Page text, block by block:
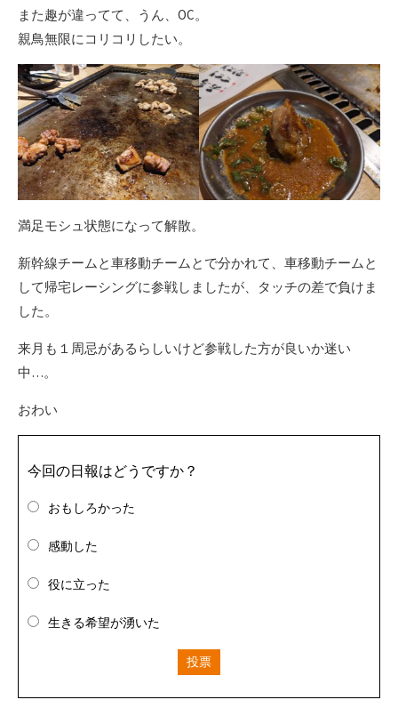
また趣が違ってて、うん、OC。
親鳥無限にコリコリしたい。
満足モシュ状態になって解散。
新幹線チームと車移動チームとで分かれて、車移動チームと
して帰宅レーシングに参戦しましたが、タッチの差で負けま
した。
来月も１周忌があるらしいけど参戦した方が良いか迷い
中…。
おわい
今回の日報はどうですか？
おもしろかった
感動した
役に立った
生きる希望が湧いた
投票